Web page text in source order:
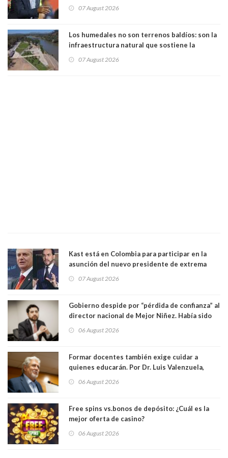
07 August 2026
Los humedales no son terrenos baldíos: son la
infraestructura natural que sostiene la
07 August 2026
Kast está en Colombia para participar en la
asunción del nuevo presidente de extrema
07 August 2026
Gobierno despide por “pérdida de confianza” al
director nacional de Mejor Niñez. Había sido
06 August 2026
Formar docentes también exige cuidar a
quienes educarán. Por Dr. Luis Valenzuela,
Académicos U. Católica Silva Henríquez
06 August 2026
Free spins vs.bonos de depósito: ¿Cuál es la
mejor oferta de casino?
06 August 2026